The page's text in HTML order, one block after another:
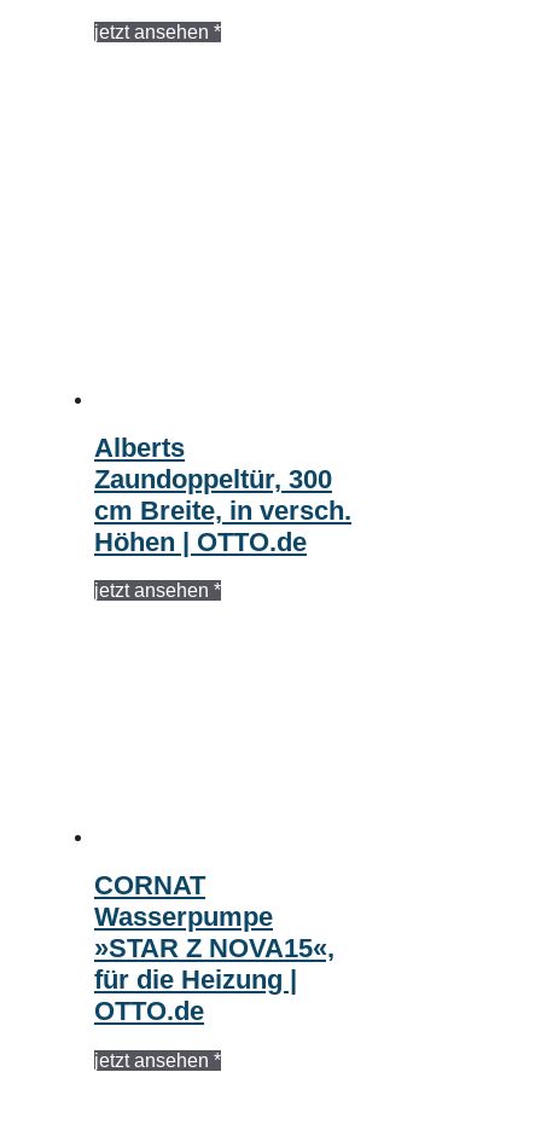
jetzt ansehen *
Alberts
Zaundoppeltür, 300
cm Breite, in versch.
Höhen | OTTO.de
jetzt ansehen *
CORNAT
Wasserpumpe
»STAR Z NOVA15«,
für die Heizung |
OTTO.de
jetzt ansehen *